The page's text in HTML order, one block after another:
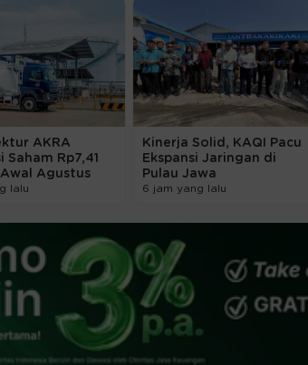
AKRA
Saham Rp7,41
Agustus
lalu
Kinerja Solid, KAQI Pacu
Ekspansi Jaringan di
Pulau Jawa
6 jam yang lalu